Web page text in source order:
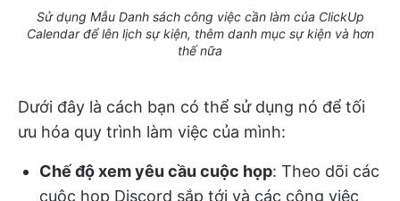
Sử dụng Mẫu Danh sách công việc cần làm của ClickUp
Calendar để lên lịch sự kiện, thêm danh mục sự kiện và hơn
thế nữa
Dưới đây là cách bạn có thể sử dụng nó để tối
ưu hóa quy trình làm việc của mình:
Chế độ xem yêu cầu cuộc họp: Theo dõi các
cuộc họp Discord sắp tới và các công việc